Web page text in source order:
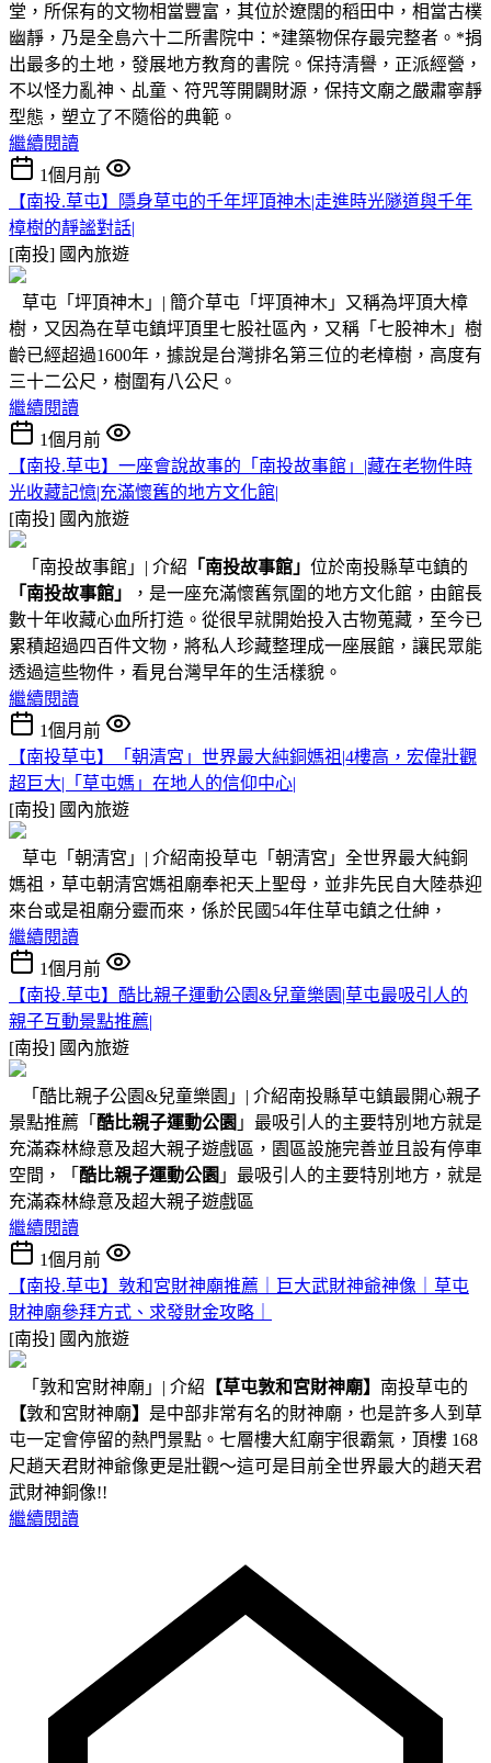
堂，所保有的文物相當豐富，其位於遼闊的稻田中，相當古樸
幽靜，乃是全島六十二所書院中：*建築物保存最完整者。*捐
出最多的土地，發展地方教育的書院。保持清譽，正派經營，
不以怪力亂神、乩童、符咒等開闢財源，保持文廟之嚴肅寧靜
型態，塑立了不隨俗的典範。
繼續閱讀
1個月前
【南投.草屯】隱身草屯的千年坪頂神木|走進時光隧道與千年
樟樹的靜謐對話|
[南投] 國內旅遊
草屯「坪頂神木」| 簡介草屯「坪頂神木」又稱為坪頂大樟
樹，又因為在草屯鎮坪頂里七股社區內，又稱「七股神木」樹
齡已經超過1600年，據說是台灣排名第三位的老樟樹，高度有
三十二公尺，樹圍有八公尺。
繼續閱讀
1個月前
【南投.草屯】一座會說故事的「南投故事館」|藏在老物件時
光收藏記憶|充滿懷舊的地方文化館|
[南投] 國內旅遊
「南投故事館」| 介紹 「南投故事館」 位於南投縣草屯鎮的
「南投故事館」
，是一座充滿懷舊氛圍的地方文化館，由館長
數十年收藏心血所打造。從很早就開始投入古物蒐藏，至今已
累積超過四百件文物，將私人珍藏整理成一座展館，讓民眾能
透過這些物件，看見台灣早年的生活樣貌。
繼續閱讀
1個月前
【南投草屯】「朝清宮」世界最大純銅媽祖|4樓高，宏偉壯觀
超巨大|「草屯媽」在地人的信仰中心|
[南投] 國內旅遊
草屯「朝清宮」| 介紹南投草屯「朝清宮」全世界最大純銅
媽祖，草屯朝清宮媽祖廟奉祀天上聖母，並非先民自大陸恭迎
來台或是祖廟分靈而來，係於民國54年住草屯鎮之仕紳，
繼續閱讀
1個月前
【南投.草屯】酷比親子運動公園&兒童樂園|草屯最吸引人的
親子互動景點推薦|
[南投] 國內旅遊
「酷比親子公園&兒童樂園」| 介紹南投縣草屯鎮最開心親子
景點推薦「 酷比親子運動公園 」最吸引人的主要特別地方就是
充滿森林綠意及超大親子遊戲區，園區設施完善並且設有停車
空間，「 酷比親子運動公園 」最吸引人的主要特別地方，就是
充滿森林綠意及超大親子遊戲區
繼續閱讀
1個月前
【南投.草屯】敦和宮財神廟推薦｜巨大武財神爺神像｜草屯
財神廟參拜方式、求發財金攻略｜
[南投] 國內旅遊
「敦和宮財神廟」| 介紹 【草屯敦和宮財神廟】 南投草屯的
【敦和宮財神廟】 是中部非常有名的財神廟，也是許多人到草
屯一定會停留的熱門景點。七層樓大紅廟宇很霸氣，頂樓 168
尺趙天君財神爺像更是壯觀～這可是目前全世界最大的趙天君
武財神銅像!!
繼續閱讀